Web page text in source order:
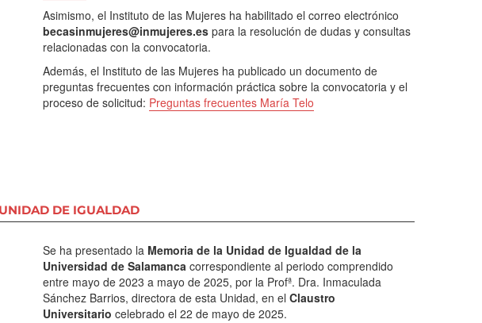
Asimismo, el Instituto de las Mujeres ha habilitado el correo electrónico
becasinmujeres@inmujeres.espara la resolución de dudas y consultas
relacionadas con la convocatoria.
Además, el Instituto de las Mujeres ha publicado un documento de
preguntas frecuentes con información práctica sobre la convocatoria y el
proceso de solicitud: Preguntas frecuentes María Telo
DE IGUALDAD
Se ha presentado la Memoria de la Unidad de Igualdad de la
Universidad de Salamanca correspondiente al periodo comprendido
entre mayo de 2023 a mayo de 2025, por la Profª. Dra. Inmaculada
Sánchez Barrios, directora de esta Unidad, en el Claustro
Universitario celebrado el 22 de mayo de 2025.